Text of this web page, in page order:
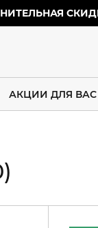
АКЦИИ ДЛЯ ВАС